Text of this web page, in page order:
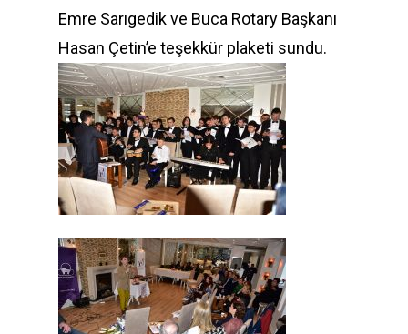
Emre Sarıgedik ve Buca Rotary Başkanı
Hasan Çetin’e teşekkür plaketi sundu.